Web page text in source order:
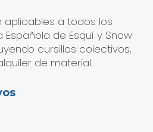
aplicables a todos los
de Esquí y Snow
cursillos colectivos,
de material.